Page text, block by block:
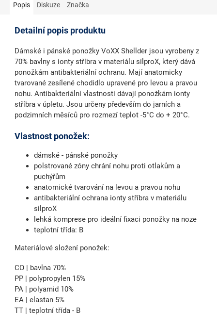
Popis Diskuze Značka
Detailní popis produktu
Dámské i pánské ponožky VoXX Shellder jsou vyrobeny z
70% bavlny s ionty stříbra v materiálu silproX, který dává
ponožkám antibakteriální ochranu. Mají anatomicky
tvarované zesílené chodidlo upravené pro levou a pravou
nohu. Antibakteriální vlastnosti dávají ponožkám ionty
stříbra v úpletu. Jsou určeny především do jarních a
podzimních měsíců pro rozmezí teplot -5°C do + 20°C.
Vlastnost ponožek:
dámské - pánské ponožky
polstrované zóny chrání nohu proti otlakům a
puchýřům
anatomické tvarování na levou a pravou nohu
antibakteriální ochrana ionty stříbra v materiálu
silproX
lehká komprese pro ideální fixaci ponožky na noze
teplotní třída: B
Materiálové složení ponožek:
CO | bavlna 70%
PP | polypropylen 15%
PA | polyamid 10%
EA | elastan 5%
TT | teplotní třída - B